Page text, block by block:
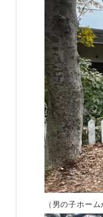
（男の子ホー